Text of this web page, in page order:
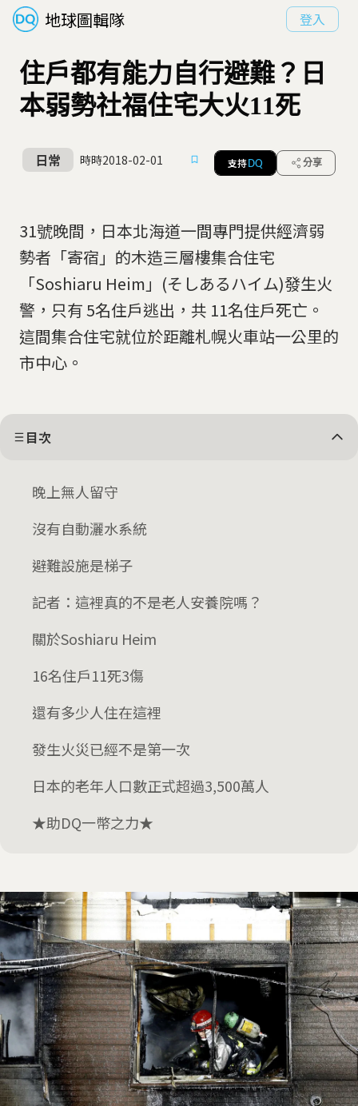
地球圖輯隊 登入
住戶都有能力自行避難？日
本弱勢社福住宅大火11死
日常 時時2018-02-01 支持 DQ 分享
31號晚間，日本北海道一間專門提供經濟弱
勢者「寄宿」的木造三層樓集合住宅
「Soshiaru Heim」(そしあるハイム)發生火
警，只有 5名住戶逃出，共 11名住戶死亡。
這間集合住宅就位於距離札幌火車站一公里的
市中心。
目次
晚上無人留守
沒有自動灑水系統
避難設施是梯子
記者：這裡真的不是老人安養院嗎？
關於Soshiaru Heim
16名住戶11死3傷
還有多少人住在這裡
發生火災已經不是第一次
日本的老年人口數正式超過3,500萬人
★助DQ一幣之力★